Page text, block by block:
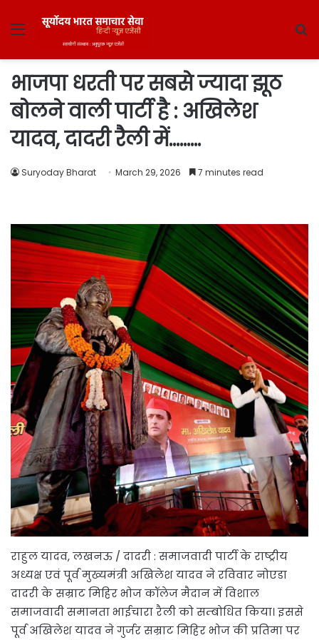
Menu
भाजपा धरती पर सबसे ज्यादा झूठ
बोलने वाली पार्टी है : अखिलेश
यादव, दादरी रैली में………
Suryoday Bharat March 29, 2026 7 minutes read
राहुल यादव, लखनऊ / दादरी : समाजवादी पार्टी के राष्ट्रीय
अध्यक्ष एवं पूर्व मुख्यमंत्री अखिलेश यादव ने रविवार नोएडा
दादरी के सम्राट मिहिर भोज कॉलेज मैदान में विशाल
समाजवादी समानता भाईचारा रैली को सम्बोधित किया। इससे
पूर्व अखिलेश यादव ने गुर्जर सम्राट मिहिर भोज की प्रतिमा पर